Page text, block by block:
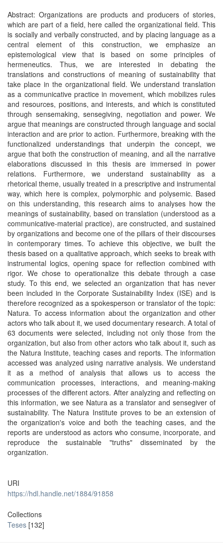
Abstract: Organizations are products and producers of stories,
which are part of a field, here called the organizational field. This
is socially and verbally constructed, and by placing language as a
central element of this construction, we emphasize an
epistemological view that is based on some principles of
hermeneutics. Thus, we are interested in debating the
translations and constructions of meaning of sustainability that
take place in the organizational field. We understand translation
as a communicative practice in movement, which mobilizes rules
and resources, positions, and interests, and which is constituted
through sensemaking, sensegiving, negotiation and power. We
argue that meanings are constructed through language and social
interaction and are prior to action. Furthermore, breaking with the
functionalized understandings that underpin the concept, we
argue that both the construction of meaning, and all the narrative
elaborations discussed in this thesis are immersed in power
relations. Furthermore, we understand sustainability as a
rhetorical theme, usually treated in a prescriptive and instrumental
way, which here is complex, polymorphic and polysemic. Based
on this understanding, this research aims to analyses how the
meanings of sustainability, based on translation (understood as a
communicative-material practice), are constructed, and sustained
by organizations and become one of the pillars of their discourses
in contemporary times. To achieve this objective, we built the
thesis based on a qualitative approach, which seeks to break with
instrumental logics, opening space for reflection combined with
rigor. We chose to operationalize this debate through a case
study. To this end, we selected an organization that has never
been included in the Corporate Sustainability Index (ISE) and is
therefore recognized as a spokesperson or translator of the topic:
Natura. To access information about the organization and other
actors who talk about it, we used documentary research. A total of
63 documents were selected, including not only those from the
organization, but also from other actors who talk about it, such as
the Natura Institute, teaching cases and reports. The information
accessed was analyzed using narrative analysis. We understand
it as a method of analysis that allows us to access the
communication processes, interactions, and meaning-making
processes of the different actors. After analyzing and reflecting on
this information, we see Natura as a translator and sensegiver of
sustainability. The Natura Institute proves to be an extension of
the organization's voice and both the teaching cases, and the
reports are understood as actors who consume, incorporate, and
reproduce the sustainable "truths" disseminated by the
organization.
URI
https://hdl.handle.net/1884/91858
Collections
Teses [132]